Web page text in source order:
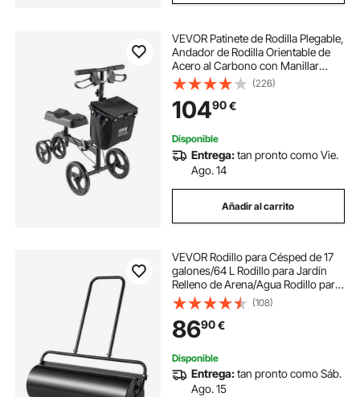
VEVOR Patinete de Rodilla Plegable,
Andador de Rodilla Orientable de
Acero al Carbono con Manillar
Ajustable, Ruedas Todo Terreno,
Recuperación de Piernas para
Lesiones de Tobillo Roto, 445-570
mm
(226)
10490€
Disponible
Entrega:tan pronto como Vie.
Ago. 14
Añadir al carrito
VEVOR Rodillo para Césped de 17
galones/64 L Rodillo para Jardín
Relleno de Arena/Agua Rodillo para
Césped de Acero Fácil Giro Mango
Ergonómico en Forma de U para
Césped, Jardín, Granja, Parque
(108)
8690€
Disponible
Entrega:tan pronto como Sáb.
Ago. 15